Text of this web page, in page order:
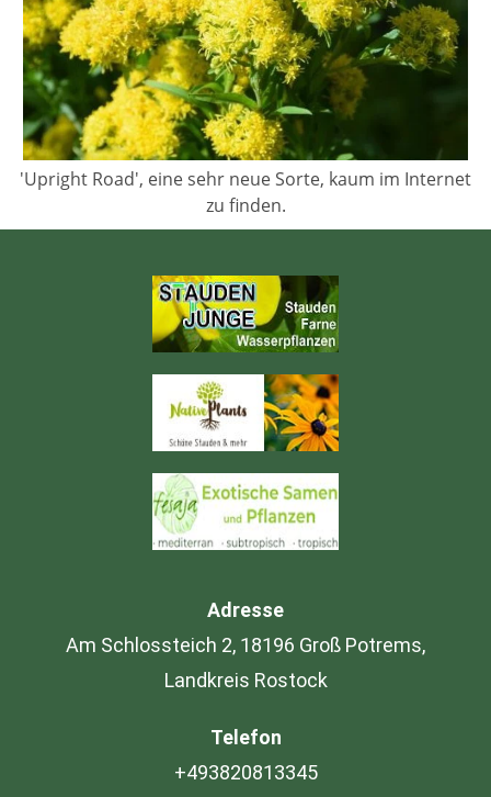
'Upright Road', eine sehr neue Sorte, kaum im Internet
zu finden.
Adresse
Am Schlossteich 2, 18196 Groß Potrems,
Landkreis Rostock
Telefon
+493820813345